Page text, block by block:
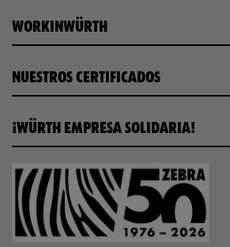
WORKINWÜRTH
NUESTROS CERTIFICADOS
¡WÜRTH EMPRESA SOLIDARIA!